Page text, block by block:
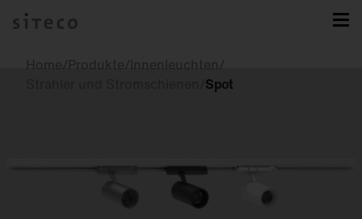
Home/Produkte/ Innenleuchten/
Spot